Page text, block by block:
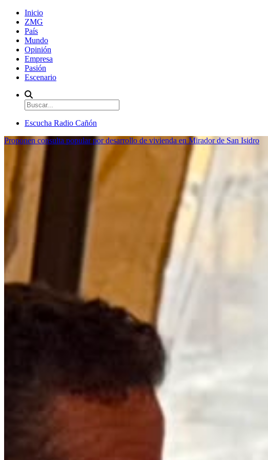
Inicio
ZMG
País
Mundo
Opinión
Empresa
Pasión
Escenario
Escucha Radio Cañón
Proponen consulta popular por desarrollo de vivienda en Mirador de San Isidro